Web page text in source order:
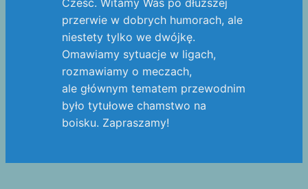
Cześć. Witamy Was po dłuższej
przerwie w dobrych humorach, ale
niestety tylko we dwójkę.
Omawiamy sytuacje w ligach,
rozmawiamy o meczach,
ale głównym tematem przewodnim
było tytułowe chamstwo na
boisku. Zapraszamy!